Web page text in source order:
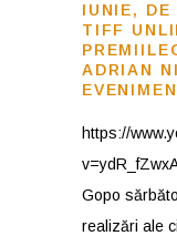
IUNIE, DE
TIFF
ADRIAN
https://
Gopo
realizări ale